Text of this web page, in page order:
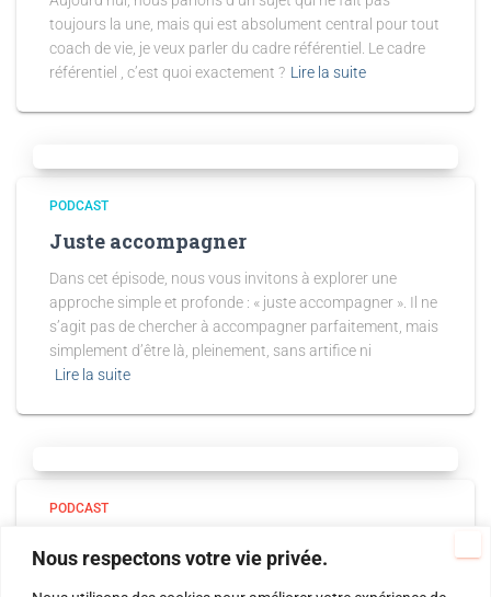
Nous respectons votre vie privée.
toujours la une, mais qui est absolument central pour tout
coach de vie, je veux parler du cadre référentiel. Le cadre
référentiel , c’est quoi exactement ? Lire la suite
PODCAST
Juste accompagner
Dans cet épisode, nous vous invitons à explorer une
approche simple et profonde : « juste accompagner ». Il ne
s’agit pas de chercher à accompagner parfaitement, mais
simplement d’être là, pleinement, sans artifice ni
Lire la suite
PODCAST
« La transformation silencieuse »,
portrait de François JULLIEN